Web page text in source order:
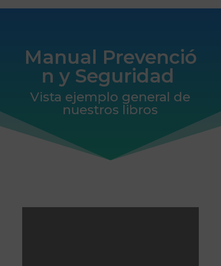
Manual Prevenció
n y Seguridad
Vista ejemplo general de
nuestros libros